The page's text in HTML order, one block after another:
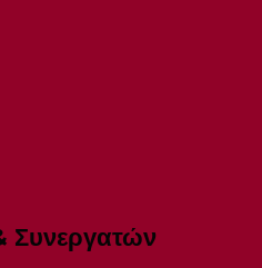
Συνεργατών